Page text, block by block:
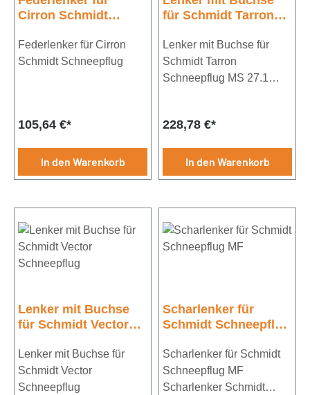
Cirron Schmidt
Federlenker für Cirron
Schmidt Schneepflug
Regulärer Preis:
105,64 €*
In den Warenkorb
für Schmidt Tarron
Lenker mit Buchse für
Schmidt Tarron
Schneepflug MS 27.1
Regulärer Preis:
228,78 €*
In den Warenkorb
Lenker mit Buchse
für Schmidt Vector
Lenker mit Buchse für
Schmidt Vector
Schneepflug
Scharlenker für
Schmidt Schneepflug
Scharlenker für Schmidt
Schneepflug MF
Scharlenker Schmidt